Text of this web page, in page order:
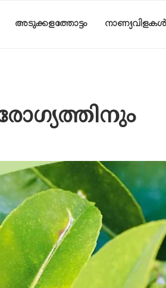
അടുക്കളത്തോട്ടം നാണ്യവിളകൾ